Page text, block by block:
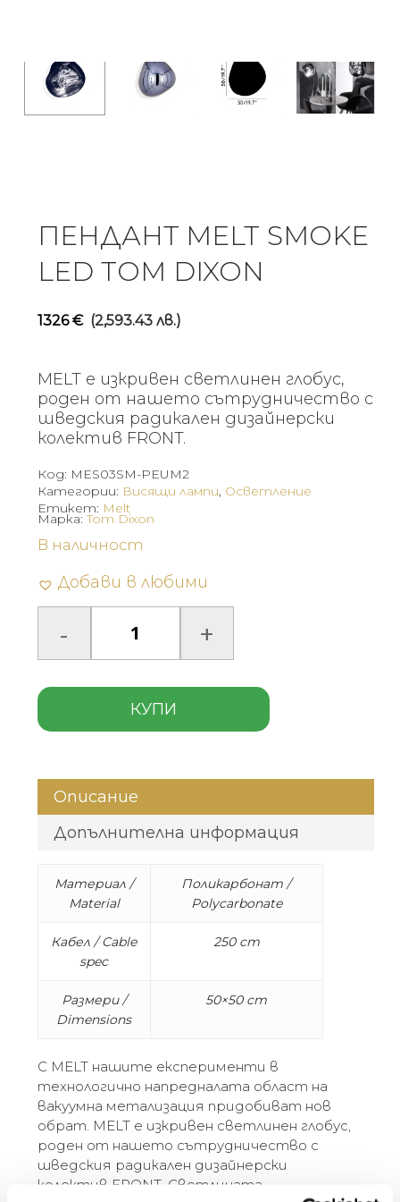
ПЕНДАНТ MELT SMOKE
LED TOM DIXON
1326€ (2,593.43 лв.)
MELT е изкривен светлинен глобус,
роден от нашето сътрудничество с
шведския радикален дизайнерски
колектив FRONT.
Код: MES03SM-PEUM2
Категории: Висящи лампи, Осветление
Етикет: Melt
В наличност
Добави в любими
КУПИ
Марка:Tom Dixon
Описание
Допълнителна информация
Материал /
Material
Поликарбонат /
Polycarbonate
Кабел / Cable
spec
250 cm
Размери /
Dimensions
50×50 cm
С MELT нашите експерименти в
технологично напредналата област на
вакуумна метализация придобиват нов
обрат. MELT е изкривен светлинен глобус,
роден от нашето сътрудничество с
шведския радикален дизайнерски
колектив FRONT. Светлината,